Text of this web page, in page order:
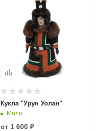
Кукла "Урун Уолан"
Мало
от 1 600 ₽